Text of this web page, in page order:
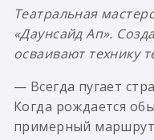
Театральная
«Даунсайд Ап».
осваивают технику
— Всегда пугает
Когда рождается
примерный